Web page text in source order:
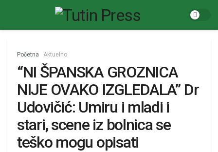
Početna Aktuelno
“NI ŠPANSKA GROZNICA
NIJE OVAKO IZGLEDALA” Dr
Udovičić: Umiru i mladi i
stari, scene iz bolnica se
teško mogu opisati